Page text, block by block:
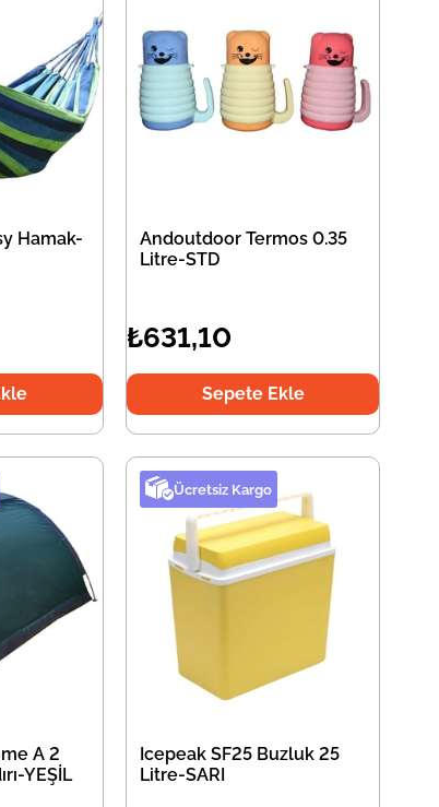
Hamak-
Andoutdoor Termos 0.35
Litre-STD
₺631,10
Sepete Ekle
A 2
YEŞİL
Ücretsiz Kargo
Icepeak SF25 Buzluk 25
Litre-SARI